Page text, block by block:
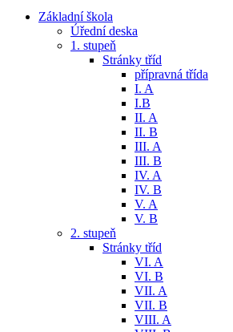
Základní škola
Úřední deska
1. stupeň
Stránky tříd
přípravná třída
I. A
I.B
II. A
II. B
III. A
III. B
IV. A
IV. B
V. A
V. B
2. stupeň
Stránky tříd
VI. A
VI. B
VII. A
VII. B
VIII. A